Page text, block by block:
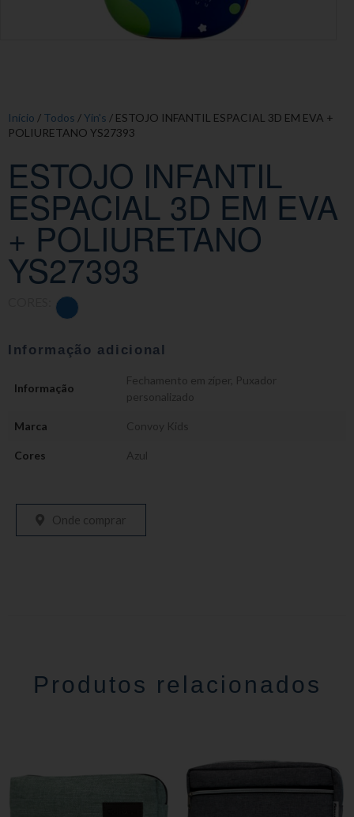
Início / Todos /Yin's / ESTOJO INFANTIL ESPACIAL 3D EM EVA +
POLIURETANO YS27393
ESTOJO INFANTIL
ESPACIAL 3D EM EVA
+ POLIURETANO
YS27393
Informação adicional
Informação
Fechamento em zíper Puxador
personalizado
Marca Convoy Kids
Cores Azul
Onde comprar
Produtos relacionados